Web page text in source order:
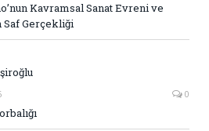
Kavramsal Sanat Evreni ve
Gerçekliği
0